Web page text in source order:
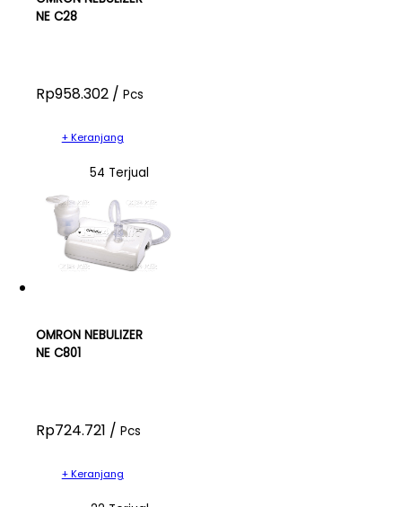
NE C28
Rp958.302 / Pcs
+ Keranjang
54 Terjual
OMRON NEBULIZER
NE C801
Rp724.721 / Pcs
+ Keranjang